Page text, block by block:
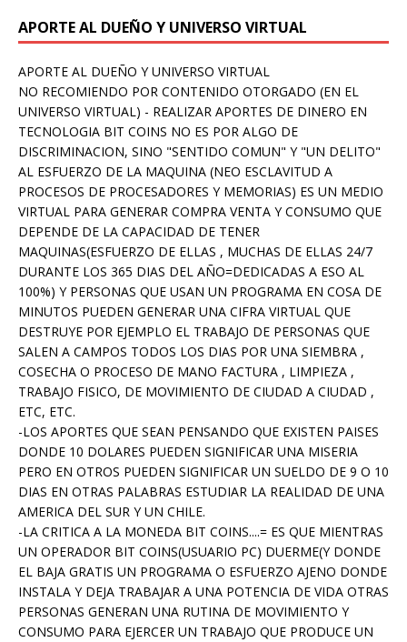
APORTE AL DUEÑO Y UNIVERSO VIRTUAL
APORTE AL DUEÑO Y UNIVERSO VIRTUAL
NO RECOMIENDO POR CONTENIDO OTORGADO (EN EL
UNIVERSO VIRTUAL) - REALIZAR APORTES DE DINERO EN
TECNOLOGIA BIT COINS NO ES POR ALGO DE
DISCRIMINACION, SINO "SENTIDO COMUN" Y "UN DELITO"
AL ESFUERZO DE LA MAQUINA (NEO ESCLAVITUD A
PROCESOS DE PROCESADORES Y MEMORIAS) ES UN MEDIO
VIRTUAL PARA GENERAR COMPRA VENTA Y CONSUMO QUE
DEPENDE DE LA CAPACIDAD DE TENER
MAQUINAS(ESFUERZO DE ELLAS , MUCHAS DE ELLAS 24/7
DURANTE LOS 365 DIAS DEL AÑO=DEDICADAS A ESO AL
100%) Y PERSONAS QUE USAN UN PROGRAMA EN COSA DE
MINUTOS PUEDEN GENERAR UNA CIFRA VIRTUAL QUE
DESTRUYE POR EJEMPLO EL TRABAJO DE PERSONAS QUE
SALEN A CAMPOS TODOS LOS DIAS POR UNA SIEMBRA ,
COSECHA O PROCESO DE MANO FACTURA , LIMPIEZA ,
TRABAJO FISICO, DE MOVIMIENTO DE CIUDAD A CIUDAD ,
ETC, ETC.
-LOS APORTES QUE SEAN PENSANDO QUE EXISTEN PAISES
DONDE 10 DOLARES PUEDEN SIGNIFICAR UNA MISERIA
PERO EN OTROS PUEDEN SIGNIFICAR UN SUELDO DE 9 O 10
DIAS EN OTRAS PALABRAS ESTUDIAR LA REALIDAD DE UNA
AMERICA DEL SUR Y UN CHILE.
-LA CRITICA A LA MONEDA BIT COINS....= ES QUE MIENTRAS
UN OPERADOR BIT COINS(USUARIO PC) DUERME(Y DONDE
EL BAJA GRATIS UN PROGRAMA O ESFUERZO AJENO DONDE
INSTALA Y DEJA TRABAJAR A UNA POTENCIA DE VIDA OTRAS
PERSONAS GENERAN UNA RUTINA DE MOVIMIENTO Y
CONSUMO PARA EJERCER UN TRABAJO QUE PRODUCE UN